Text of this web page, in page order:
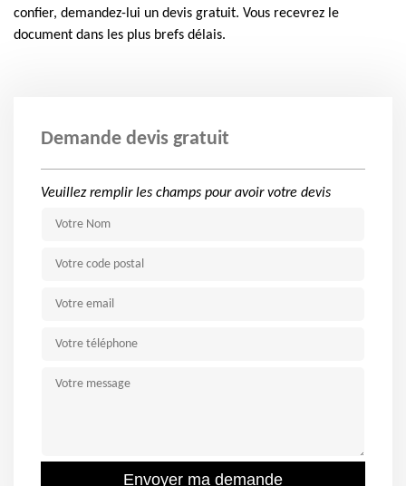
confier, demandez-lui un devis gratuit. Vous recevrez le
document dans les plus brefs délais.
Demande devis gratuit
Veuillez remplir les champs pour avoir votre devis